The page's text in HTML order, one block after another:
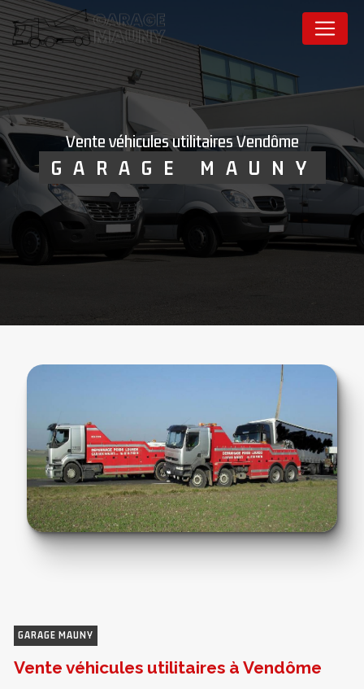
vente véhicules utilitaires Vendôme
GARAGE MAUNY
GARAGE MAUNY
vente véhicules utilitaires à Vendôme
Panneau de gestion des cookies